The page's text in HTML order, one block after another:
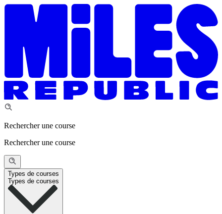
Rechercher une course
Rechercher une course
Types de courses
Types de courses